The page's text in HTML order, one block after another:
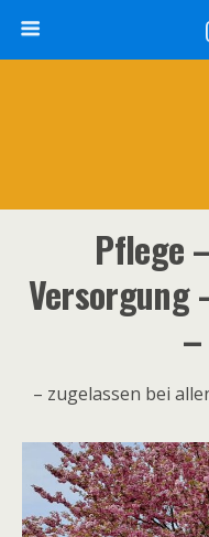
Pflege
Versorgung
– zugelassen bei